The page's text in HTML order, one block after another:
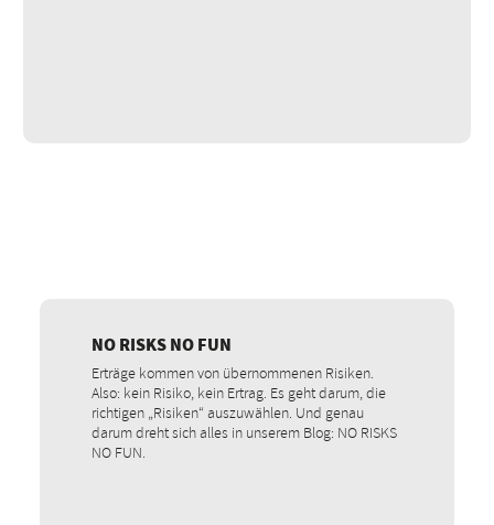
NO RISKS NO FUN
Erträge kommen von übernommenen Risiken.
Also: kein Risiko, kein Ertrag. Es geht darum, die
richtigen „Risiken“ auszuwählen. Und genau
darum dreht sich alles in unserem Blog: NO RISKS
NO FUN.